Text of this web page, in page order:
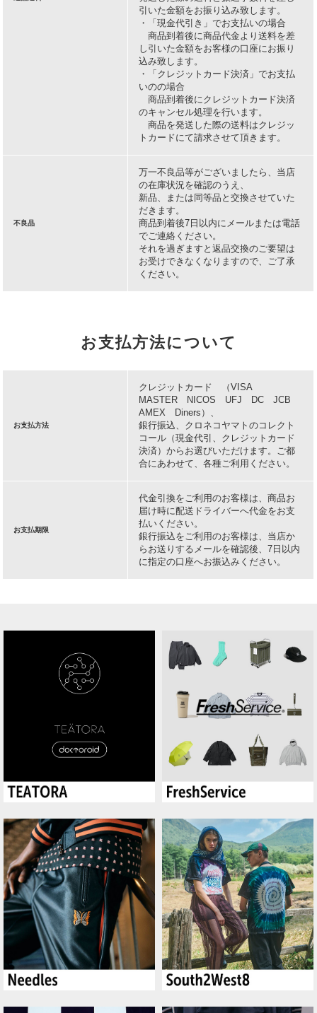
引いた金額をお振り込み致します。
・「現金代引き」でお支払いの場合
商品到着後に商品代金より送料を差
し引いた金額をお客様の口座にお振り
込み致します。
・「クレジットカード決済」でお支払
いのの場合
商品到着後にクレジットカード決済
のキャンセル処理を行います。
商品を発送した際の送料はクレジッ
トカードにて請求させて頂きます。
不良品
万一不良品等がございましたら、当店
の在庫状況を確認のうえ、
新品、または同等品と交換させていた
だきます。
商品到着後7日以内にメールまたは電話
でご連絡ください。
それを過ぎますと返品交換のご要望は
お受けできなくなりますので、ご了承
ください。
お支払方法について
お支払方法
クレジットカード （VISA
MASTER NICOS UFJ DC JCB
AMEX Diners）、
銀行振込、クロネコヤマトのコレクト
コール（現金代引、クレジットカード
決済）からお選びいただけます。ご都
合にあわせて、各種ご利用ください。
お支払期限
代金引換をご利用のお客様は、商品お
届け時に配送ドライバーへ代金をお支
払いください。
銀行振込をご利用のお客様は、当店か
らお送りするメールを確認後、7日以内
に指定の口座へお振込みください。